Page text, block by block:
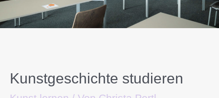
Kunstgeschichte studieren